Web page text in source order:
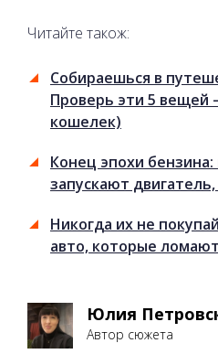
Читайте також:
Собираешься в
Проверь эти 5 вещей
кошелек)
Конец эпохи бензина:
запускают
Никогда их не
авто, которые
Юлия
Автор сюжета